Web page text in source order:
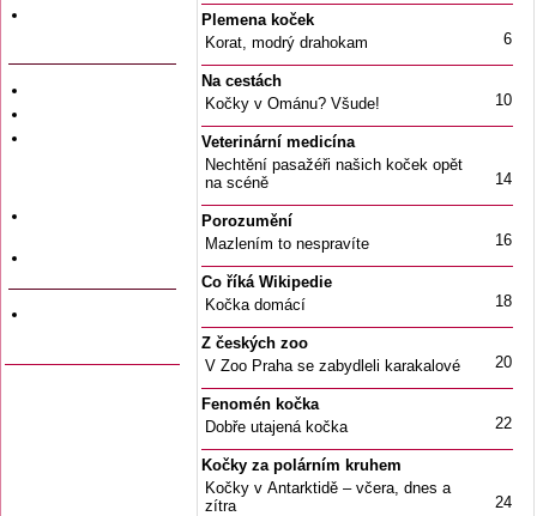
Plemena koček
Korat, modrý drahokam
6
Na cestách
Kočky v Ománu? Všude!
10
Veterinární medicína
Nechtění pasažéři našich koček opět
na scéně
14
Porozumění
Mazlením to nespravíte
16
Co říká Wikipedie
Kočka domácí
18
Z českých zoo
V Zoo Praha se zabydleli karakalové
20
Fenomén kočka
Dobře utajená kočka
22
Kočky za polárním kruhem
Kočky v Antarktidě – včera, dnes a
zítra
24